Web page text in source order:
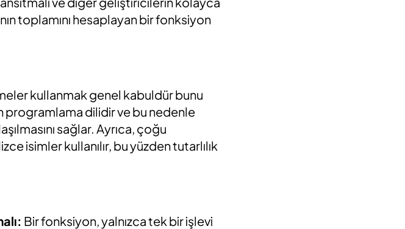
toplamını hesaplayan bir fonksiyon
kullanmak genel kabuldür bunu
programlama dilidir ve bu nedenle
sağlar. Ayrıca, çoğu
isimler kullanılır, bu yüzden tutarlılık
Bir fonksiyon, yalnızca tek bir işlevi